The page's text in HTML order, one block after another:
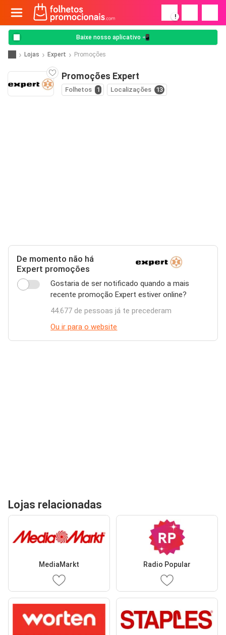
!
Baixe nosso aplicativo 📲
Lojas Expert Promoções
Promoções Expert
Folhetos 1 Localizações 13
De momento não há
Expert promoções
Gostaria de ser notificado quando a mais
recente promoção Expert estiver online?
44.677 de pessoas já te precederam
Ou ir para o website
Lojas relacionadas
MediaMarkt Radio Popular